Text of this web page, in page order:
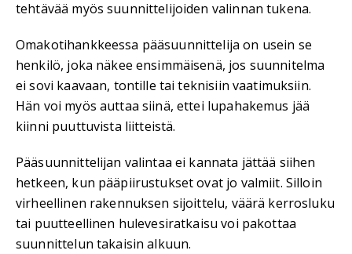
tehtävää myös suunnittelijoiden valinnan tukena.
Omakotihankkeessa pääsuunnittelija on usein se
henkilö, joka näkee ensimmäisenä, jos suunnitelma
ei sovi kaavaan, tontille tai teknisiin vaatimuksiin.
Hän voi myös auttaa siinä, ettei lupahakemus jää
kiinni puuttuvista liitteistä.
Pääsuunnittelijan valintaa ei kannata jättää siihen
hetkeen, kun pääpiirustukset ovat jo valmiit. Silloin
virheellinen rakennuksen sijoittelu, väärä kerrosluku
tai puutteellinen hulevesiratkaisu voi pakottaa
suunnittelun takaisin alkuun.